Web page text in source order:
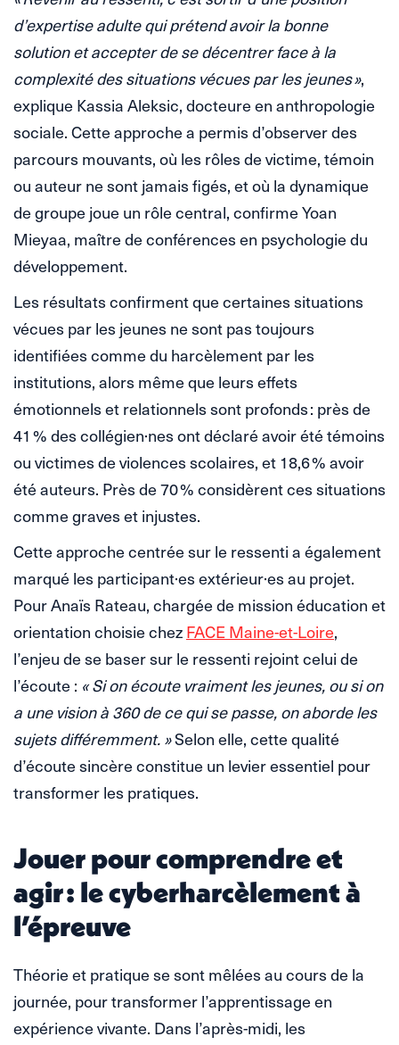
d’expertise adulte qui prétend avoir la bonne
solution et accepter de se décentrer face à la
complexité des situations vécues par les jeunes »,
explique Kassia Aleksic, docteure en anthropologie
sociale. Cette approche a permis d’observer des
parcours mouvants, où les rôles de victime, témoin
ou auteur ne sont jamais figés, et où la dynamique
de groupe joue un rôle central, confirme Yoan
Mieyaa, maître de conférences en psychologie du
développement.
Les résultats confirment que certaines situations
vécues par les jeunes ne sont pas toujours
identifiées comme du harcèlement par les
institutions, alors même que leurs effets
émotionnels et relationnels sont profonds : près de
41 % des collégien·nes ont déclaré avoir été témoins
ou victimes de violences scolaires, et 18,6 % avoir
été auteurs. Près de 70 % considèrent ces situations
comme graves et injustes.
Cette approche centrée sur le ressenti a également
marqué les participant·es extérieur·es au projet.
Pour Anaïs Rateau, chargée de mission éducation et
orientation choisie chezFACE Maine-et-Loire,
l’enjeu de se baser sur le ressenti rejoint celui de
l’écoute : « Si on écoute vraiment les jeunes, ou si on
a une vision à 360 de ce qui se passe, on aborde les
sujets différemment. »Selon elle, cette qualité
d’écoute sincère constitue un levier essentiel pour
transformer les pratiques.
Jouer pour comprendre et
agir : le cyberharcèlement à
l’épreuve
Théorie et pratique se sont mêlées au cours de la
journée, pour transformer l’apprentissage en
expérience vivante. Dans l’après-midi, les